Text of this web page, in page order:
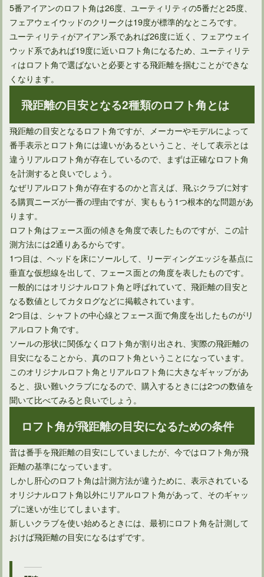
5番アイアンのロフト角は26度、ユーティリティの5番だと25度、
フェアウェイウッドのクリークは19度が標準的なところです。
ユーティリティがアイアン系であれば26度に近く、フェアウェイ
ウッド系であれば19度に近いロフト角になるため、ユーティリテ
ィはロフト角で選ばないと必要とする飛距離を掴むことができな
くなります。
飛距離の目安となる2種類のロフト角とは
飛距離の目安となるロフト角ですが、メーカーやモデルによって
番手表示とロフト角には違いがあるということ、そして表示とは
違うリアルロフト角が存在しているので、まずは正確なロフト角
を計測すると良いでしょう。
なぜリアルロフト角が存在するのかと言えば、飛ぶクラブに対す
る購買ニーズが一番の理由ですが、実ももう1つ根本的な問題があ
ります。
ロフト角はフェース面の傾きを角度で表したものですが、この計
測方法には2通りあるからです。
1つ目は、ヘッドを床にソールして、リーディングエッジを基点に
垂直な仮想線を出して、フェース面との角度を表したものです。
一般的にはオリジナルロフト角と呼ばれていて、飛距離の目安と
なる数値としてカタログなどに掲載されています。
2つ目は、シャフトの中心線とフェース面で角度を出したものがリ
アルロフト角です。
ソールの形状に関係なくロフト角が割り出され、実際の飛距離の
目安になることから、真のロフト角ということになっています。
このオリジナルロフト角とリアルロフト角に大きなギャップがあ
ると、扱い難いクラブになるので、購入するときには2つの数値を
聞いて比べてみると良いでしょう。
ロフト角が飛距離の目安になるための条件
昔は番手を飛距離の目安にしていましたが、今ではロフト角が飛
距離の基準になっています。
しかし肝心のロフト角は計測方法が違うために、表示されている
オリジナルロフト角以外にリアルロフト角があって、そのギャッ
プに迷いが生じてしまいます。
新しいクラブを使い始めるときには、最初にロフト角を計測して
おけば飛距離の目安になるはずです。